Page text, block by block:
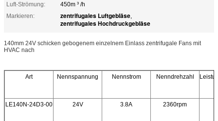
Luft-Strömung:
450m ³ /h
Markieren:
zentrifugales Luftgebläse,
zentrifugales Hochdruckgebläse
140mm 24V schicken gebogenem einzelnem Einlass zentrifugale Fans mit
HVAC nach
Art Nennspannung Nennstrom Nenndrehzahl
LE140N-24D3-00 24V 3.8A 2360rpm